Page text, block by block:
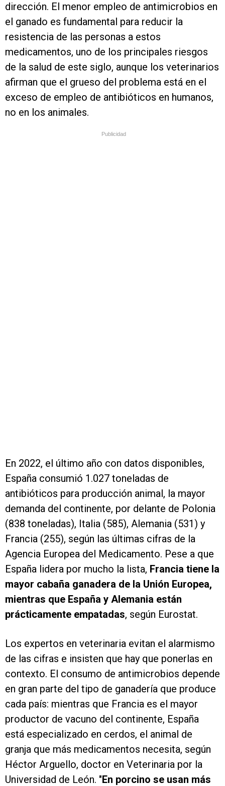
dirección. El menor empleo de antimicrobios en
el ganado es fundamental para reducir la
resistencia de las personas a estos
medicamentos, uno de los principales riesgos
de la salud de este siglo, aunque los veterinarios
afirman que el grueso del problema está en el
exceso de empleo de antibióticos en humanos,
no en los animales.
Publicidad
En 2022, el último año con datos disponibles,
España consumió 1.027 toneladas de
antibióticos para producción animal, la mayor
demanda del continente, por delante de Polonia
(838 toneladas), Italia (585), Alemania (531) y
Francia (255), según las últimas cifras de la
Agencia Europea del Medicamento. Pese a que
España lidera por mucho la lista, Francia tiene la
mayor cabaña ganadera de la Unión Europea,
mientras que España y Alemania están
prácticamente empatadas, según Eurostat.
Los expertos en veterinaria evitan el alarmismo
de las cifras e insisten que hay que ponerlas en
contexto. El consumo de antimicrobios depende
en gran parte del tipo de ganadería que produce
cada país: mientras que Francia es el mayor
productor de vacuno del continente, España
está especializado en cerdos, el animal de
granja que más medicamentos necesita, según
Héctor Arguello, doctor en Veterinaria por la
Universidad de León. "En porcino se usan más